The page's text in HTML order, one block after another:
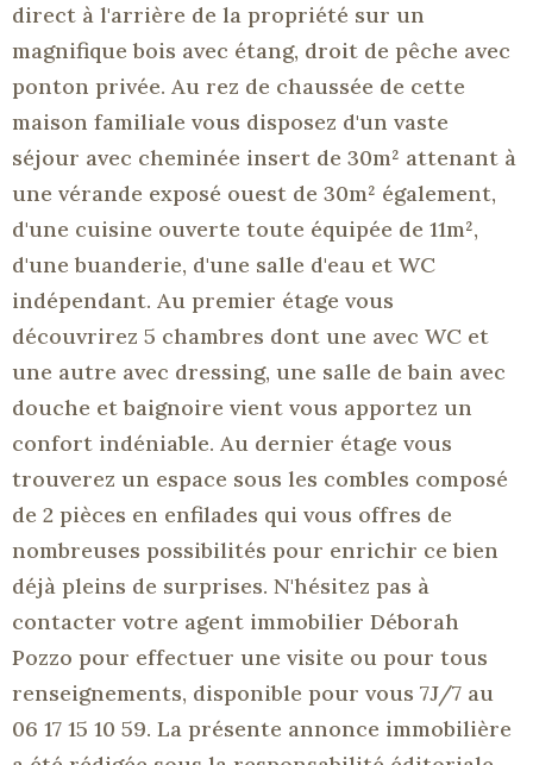
direct à l'arrière de la propriété sur un
magnifique bois avec étang, droit de pêche avec
ponton privée. Au rez de chaussée de cette
maison familiale vous disposez d'un vaste
séjour avec cheminée insert de 30m² attenant à
une vérande exposé ouest de 30m² également,
d'une cuisine ouverte toute équipée de 11m²,
d'une buanderie, d'une salle d'eau et WC
indépendant. Au premier étage vous
découvrirez 5 chambres dont une avec WC et
une autre avec dressing, une salle de bain avec
douche et baignoire vient vous apportez un
confort indéniable. Au dernier étage vous
trouverez un espace sous les combles composé
de 2 pièces en enfilades qui vous offres de
nombreuses possibilités pour enrichir ce bien
déjà pleins de surprises. N'hésitez pas à
contacter votre agent immobilier Déborah
Pozzo pour effectuer une visite ou pour tous
renseignements, disponible pour vous 7J/7 au
06 17 15 10 59. La présente annonce immobilière